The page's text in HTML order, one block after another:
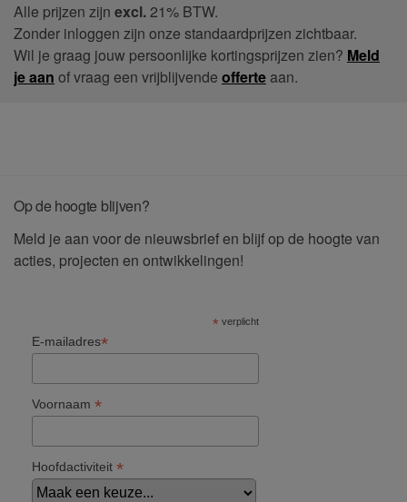
Alle prijzen zijn excl.21% BTW.
Zonder inloggen zijn onze standaardprijzen zichtbaar.
Wil je graag jouw persoonlijke kortingsprijzen zien? Meld
je aan of vraag een vrijblijvende offerte aan.
Op de hoogte blijven?
Meld je aan voor de nieuwsbrief en blijf op de hoogte van
acties, projecten en ontwikkelingen!
* verplicht
E-mailadres*
Voornaam *
Hoofdactiviteit *